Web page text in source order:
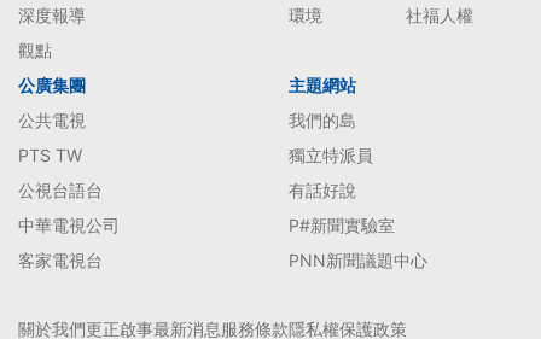
深度報導
觀點
環境
社福人權
公廣集團
公共電視
PTS TW
公視台語台
中華電視公司
客家電視台
主題網站
我們的島
獨立特派員
有話好說
P#新聞實驗室
PNN新聞議題中心
關於我們更正啟事最新消息服務條款隱私權保護政策